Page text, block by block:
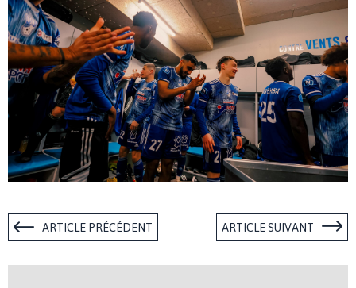
ARTICLE PRÉCÉDENT ARTICLE SUIVANT